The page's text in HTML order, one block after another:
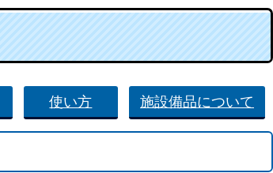
使い方 施設備品について